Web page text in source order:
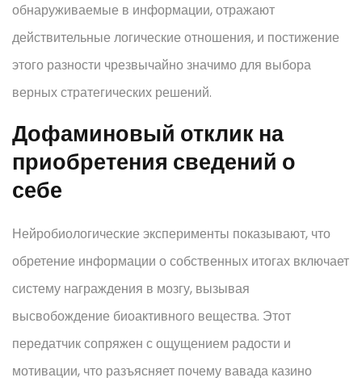
обнаруживаемые в информации, отражают
действительные логические отношения, и постижение
этого разности чрезвычайно значимо для выбора
верных стратегических решений.
Дофаминовый отклик на
приобретения сведений о
себе
Нейробиологические эксперименты показывают, что
обретение информации о собственных итогах включает
систему награждения в мозгу, вызывая
высвобождение биоактивного вещества. Этот
передатчик сопряжен с ощущением радости и
мотивации, что разъясняет почему вавада казино